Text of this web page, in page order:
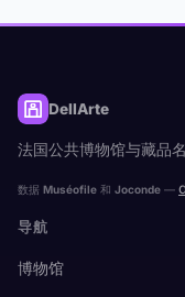
DellArte
法国公共博物馆与藏品名
数据 Muséofile 和 Joconde —
导航
博物馆